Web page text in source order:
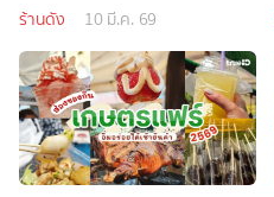
ร้านดัง 10 มี.ค. 69